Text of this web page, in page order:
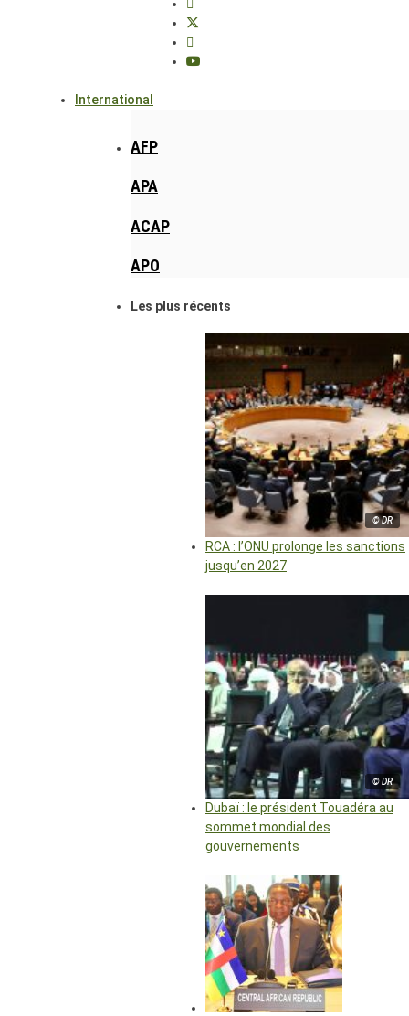
International
AFP
APA
ACAP
APO
Les plus récents
© DR
RCA : l’ONU prolonge les sanctions
jusqu’en 2027
© DR
Dubaï : le président Touadéra au
sommet mondial des
gouvernements